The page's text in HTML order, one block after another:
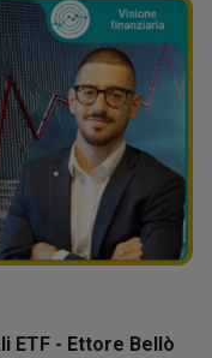
ETF - Ettore Bellò